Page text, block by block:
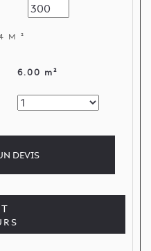
M ²
6.00 m²
DEVIS